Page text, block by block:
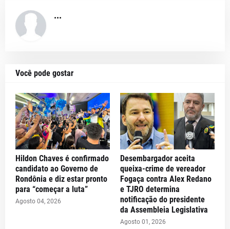
...
Você pode gostar
Hildon Chaves é confirmado
candidato ao Governo de
Rondônia e diz estar pronto
para “começar a luta”
Agosto 04, 2026
Desembargador aceita
queixa-crime de vereador
Fogaça contra Alex Redano
e TJRO determina
notificação do presidente
da Assembleia Legislativa
Agosto 01, 2026